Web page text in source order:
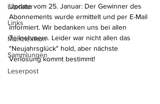
Literatur
Links
Münzlexikon
Sammlungen
Leserpost
Update vom 25. Januar: Der Gewinner des
Abonnements wurde ermittelt und per E-Mail
informiert. Wir bedanken uns bei allen
Teilnehmern. Leider war nicht allen das
"Neujahrsglück" hold, aber nächste
Verlosung kommt bestimmt!